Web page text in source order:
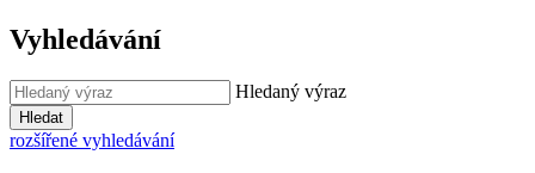
Vyhledávání
Hledaný výraz
Hledat
rozšířené vyhledávání